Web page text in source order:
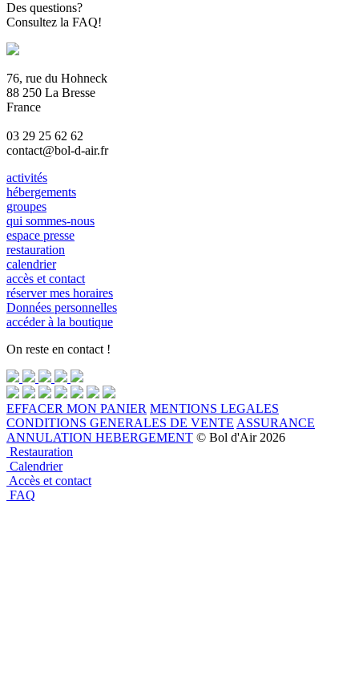
Des questions?
Consultez la FAQ!
76, rue du Hohneck
88 250 La Bresse
France
03 29 25 62 62
contact@bol-d-air.fr
activités
hébergements
groupes
qui sommes-nous
espace presse
restauration
calendrier
accès et contact
réserver mes horaires
Données personnelles
accéder à la boutique
On reste en contact !
EFFACER MON PANIER MENTIONS LEGALES
CONDITIONS GENERALES DE VENTE ASSURANCE
ANNULATION HEBERGEMENT © Bol d'Air 2026
Restauration
Calendrier
Accès et contact
FAQ